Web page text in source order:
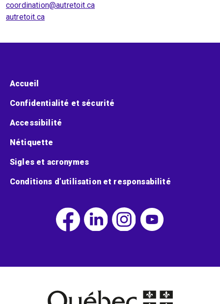
coordination@autretoit.ca
autretoit.ca
Menu pied de page
Accueil
Confidentialité et sécurité
Accessibilité
Nétiquette
Sigles et acronymes
Conditions d’utilisation et responsabilité